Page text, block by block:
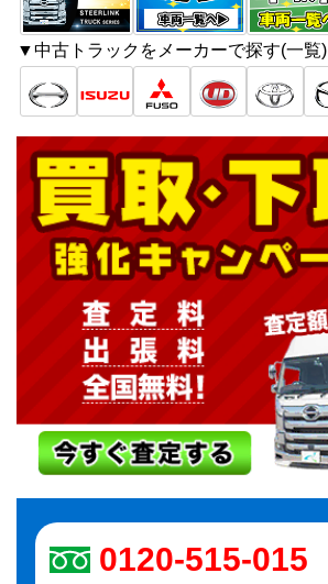
▼中古トラックをメーカーで探す(一覧)
0120-515-015